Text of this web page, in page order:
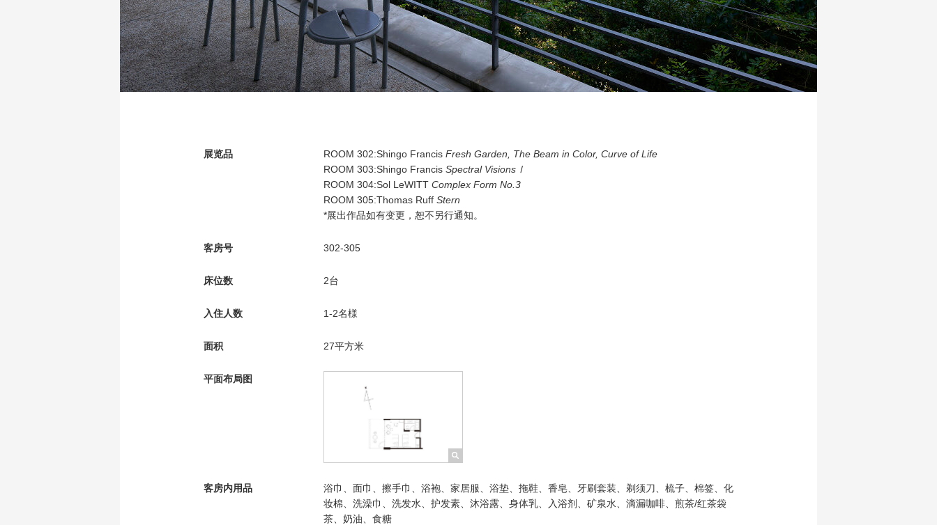
展览品 ROOM 302:Shingo Francis Fresh Garden, The Beam in Color, Curve of Life
ROOM 303:Shingo Francis Spectral VisionsⅠ
ROOM 304:Sol LeWITT Complex Form No.3
ROOM 305:Thomas Ruff Stern
*展出作品如有变更，恕不另行通知。
客房号 302-305
床位数 2台
入住人数 1-2名様
面积 27平方米
平面布局图
客房内用品
浴巾、面巾、擦手巾、浴袍、家居服、浴垫、拖鞋、香皂、牙刷套装、剃须刀、梳子、棉签、化
妆棉、洗澡巾、洗发水、护发素、沐浴露、身体乳、入浴剂、矿泉水、滴漏咖啡、煎茶/红茶袋
茶、奶油、食糖